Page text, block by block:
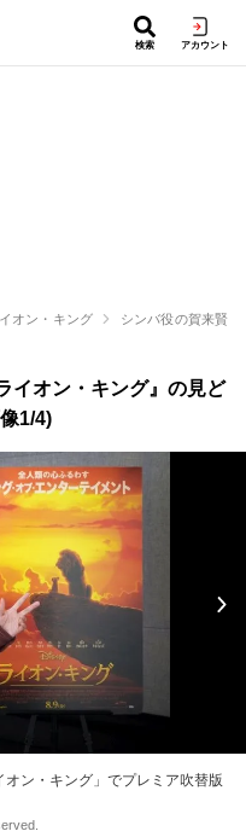
検索 アカウント
オン・キング シンバ役の賀来賢
イオン・キング』の見ど
1/4)
ン・キング」でプレミア吹替版